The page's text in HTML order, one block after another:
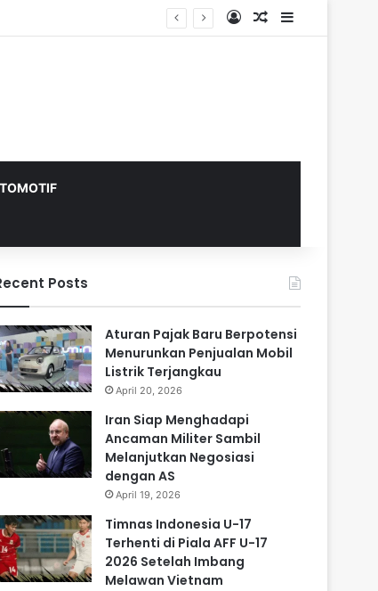
Log InRandom Article
Sidebar
Posts
Aturan Pajak Baru Berpotensi
Menurunkan Penjualan Mobil
Listrik Terjangkau
April 20, 2026
Iran Siap Menghadapi
Ancaman Militer Sambil
Melanjutkan Negosiasi
dengan AS
April 19, 2026
Timnas Indonesia U-17
Terhenti di Piala AFF U-17
2026 Setelah Imbang
Melawan Vietnam